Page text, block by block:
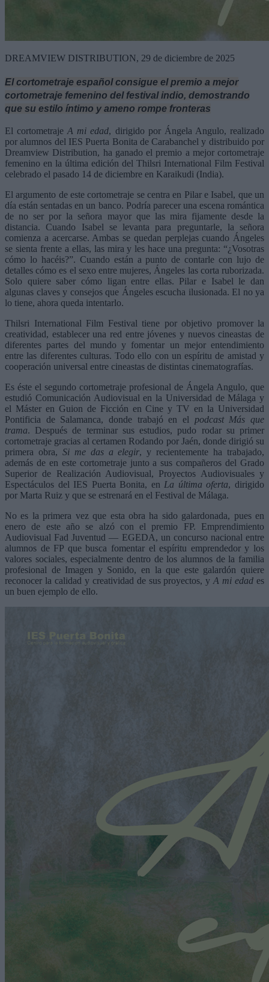
DREAMVIEW DISTRIBUTION, 29 de diciembre de 2025
El cortometraje español consigue el premio a mejor
cortometraje femenino del festival indio, demostrando
que su estilo íntimo y ameno rompe fronteras
El cortometrajeA mi edad, dirigido por Ángela Angulo, realizado
por alumnos del IES Puerta Bonita de Carabanchel y distribuido por
Dreamview Distribution, ha ganado el premio a mejor cortometraje
femenino en la última edición del Thilsri International Film Festival
celebrado el pasado 14 de diciembre en Karaikudi (India).
El argumento de este cortometraje se centra en Pilar e Isabel, que un
día están sentadas en un banco. Podría parecer una escena romántica
de no ser por la señora mayor que las mira fijamente desde la
distancia. Cuando Isabel se levanta para preguntarle, la señora
comienza a acercarse. Ambas se quedan perplejas cuando Ángeles
se sienta frente a ellas, las mira y les hace una pregunta: “¿Vosotras
cómo lo hacéis?”. Cuando están a punto de contarle con lujo de
detalles cómo es el sexo entre mujeres, Ángeles las corta ruborizada.
Solo quiere saber cómo ligan entre ellas. Pilar e Isabel le dan
algunas claves y consejos que Ángeles escucha ilusionada. El no ya
lo tiene, ahora queda intentarlo.
Thilsri International Film Festival tiene por objetivo promover la
creatividad, establecer una red entre jóvenes y nuevos cineastas de
diferentes partes del mundo y fomentar un mejor entendimiento
entre las diferentes culturas. Todo ello con un espíritu de amistad y
cooperación universal entre cineastas de distintas cinematografías.
Es éste el segundo cortometraje profesional de Ángela Angulo, que
estudió Comunicación Audiovisual en la Universidad de Málaga y
el Máster en Guion de Ficción en Cine y TV en la Universidad
Pontificia de Salamanca, donde trabajó en el podcast Más que
trama. Después de terminar sus estudios, pudo rodar su primer
cortometraje gracias al certamen Rodando por Jaén, donde dirigió su
primera obra, Si me das a elegir, y recientemente ha trabajado,
además de en este cortometraje junto a sus compañeros del Grado
Superior de Realización Audiovisual, Proyectos Audiovisuales y
Espectáculos del IES Puerta Bonita, en La última oferta, dirigido
por Marta Ruiz y que se estrenará en el Festival de Málaga.
No es la primera vez que esta obra ha sido galardonada, pues en
enero de este año se alzó con el premio FP. Emprendimiento
Audiovisual Fad Juventud — EGEDA, un concurso nacional entre
alumnos de FP que busca fomentar el espíritu emprendedor y los
valores sociales, especialmente dentro de los alumnos de la familia
profesional de Imagen y Sonido, en la que este galardón quiere
reconocer la calidad y creatividad de sus proyectos, yA mi edad es
un buen ejemplo de ello.